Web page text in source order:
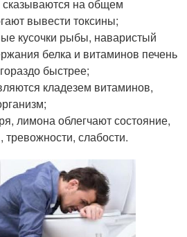
на общем
вывести токсины;
кусочки рыбы, наваристый
белка и витаминов печень
быстрее;
кладезем витаминов,
лимона облегчают состояние,
слабости.